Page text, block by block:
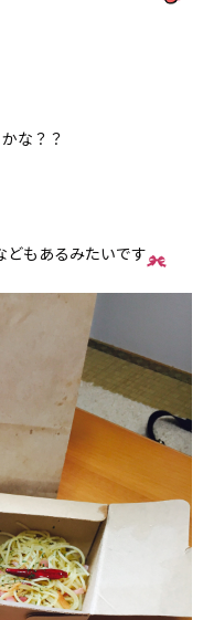
な？？
どもあるみたいです